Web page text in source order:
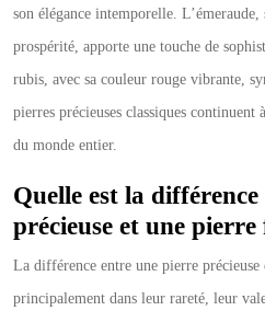
son élégance intemporelle.
prospérité, apporte une touche de
rubis, avec sa couleur rouge vibrante,
pierres précieuses classiques
du monde entier.
Quelle est la
précieuse et une pierre
La différence entre une pierre
principalement dans leur rareté, leur